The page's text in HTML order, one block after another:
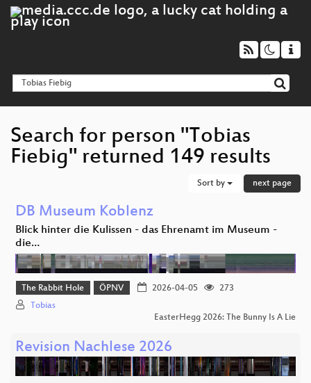
Search for person "Tobias
Fiebig" returned 149 results
Sort by next page
DB Museum Koblenz
Blick hinter die Kulissen - das Ehrenamt im Museum -
die…
The Rabbit Hole ÖPNV 2026-04-05
273
Tobias
EasterHegg 2026: The Bunny Is A Lie
Revision Nachlese 2026